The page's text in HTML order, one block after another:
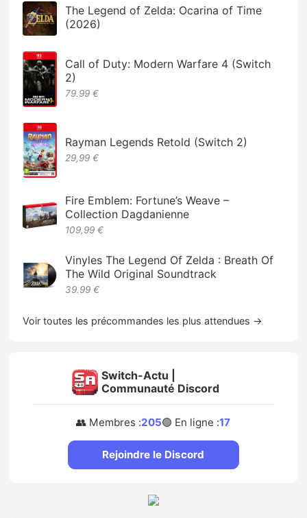
The Legend of Zelda: Ocarina of Time
(2026)
Call of Duty: Modern Warfare 4 (Switch
2)
79.99 €
Rayman Legends Retold (Switch 2)
29,99 €
Fire Emblem: Fortune’s Weave –
Collection Dagdanienne
109,99 €
Vinyles The Legend Of Zelda : Breath Of
The Wild Original Soundtrack
39.99 €
Voir toutes les précommandes les plus attendues →
Switch-Actu |
Communauté Discord
👥 Membres :205🟢 En ligne :17
Rejoindre le Discord